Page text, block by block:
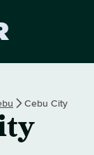
r
H
o
Cebu City